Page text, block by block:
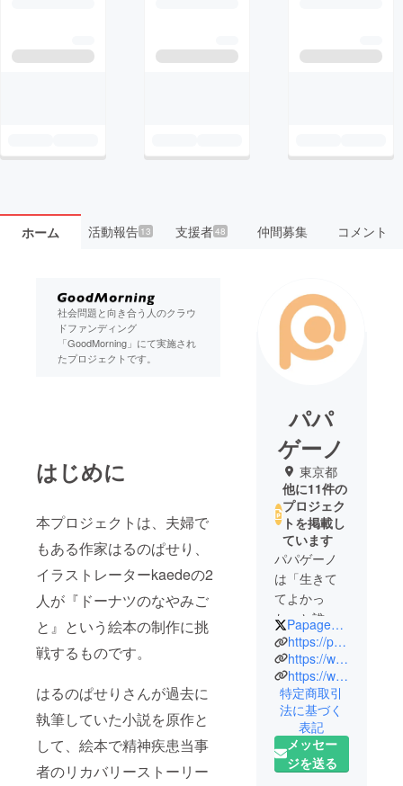
ホーム 活動報告13 支援者48 仲間募集 コメント
社会問題と向き合う人のクラウ
ドファンディング
「GoodMorning」にて実施され
たプロジェクトです。
はじめに
本プロジェクトは、夫婦で
もある作家はるのぱせり、
イラストレーターkaedeの2
人が『ドーナツのなやみご
と』という絵本の制作に挑
戦するものです。
はるのぱせりさんが過去に
執筆していた小説を原作と
して、絵本で精神疾患当事
者のリカバリーストーリー
パパ
ゲーノ
東京都
他に11件の
プロジェク
トを掲載し
ています
パパゲーノ
は「生きて
てよかっ
た」と誰も
が実感でき
る社会を目
指して、精
神障害に関
するリカバ
リー（自分
らしい生き
方の追求）
Papageno_jp
https://papageno.co.jp/
https://www.youtube.com/@papageno_jp
https://www.facebook.com/Papagenojp
特定商取引
法に基づく
表記
メッセー
ジを送る